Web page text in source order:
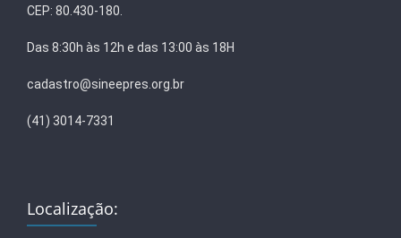
CEP: 80.430-180.
Das 8:30h às 12h e das 13:00 às 18H
cadastro@sineepres.org.br
(41) 3014-7331
Localização: